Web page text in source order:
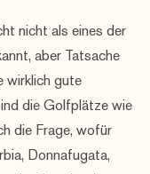
nicht als eines der
aber Tatsache
wirklich gute
die Golfplätze wie
die Frage, wofür
Donnafugata,